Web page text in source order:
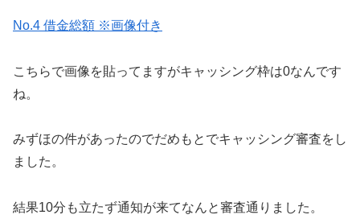
No.4 借金総額 ※画像付き
こちらで画像を貼ってますがキャッシング枠は0なんです
ね。
みずほの件があったのでだめもとでキャッシング審査をし
ました。
結果10分も立たず通知が来てなんと審査通りました。